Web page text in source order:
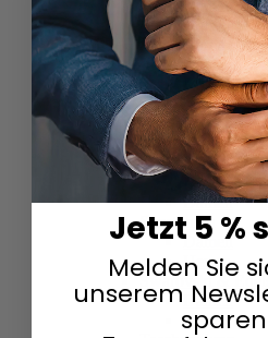
Damen
Herren
Skelettuhren
Damen
Herren
Smartwatches
Damen
Herren
Solaruhren
Herren
Damen
Sportuhren
Damen
Herren
Swarovski &
Damen
Herren
Jetzt 5 %
Melden Sie
unserem